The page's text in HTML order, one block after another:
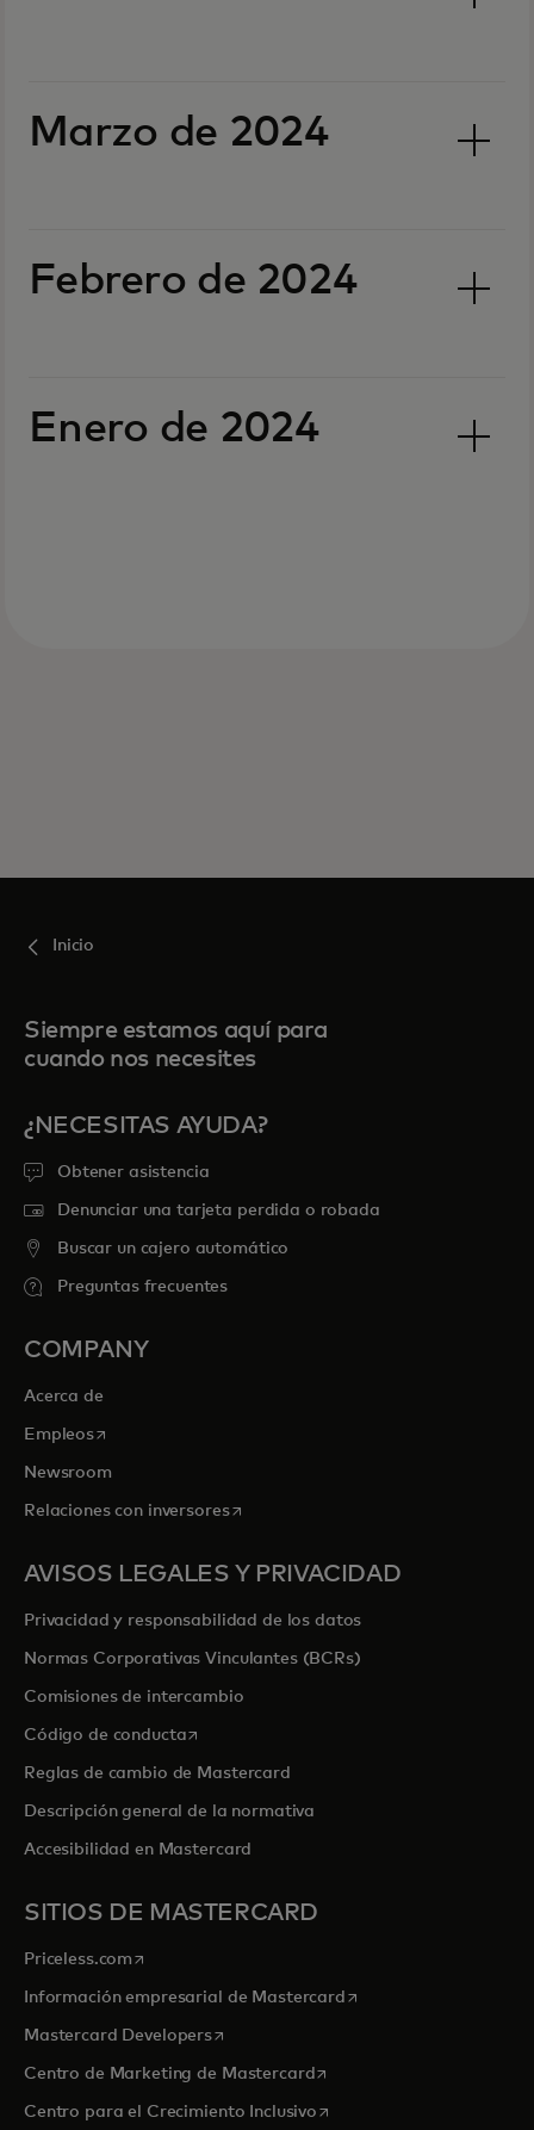
Marzo de 2024
Febrero de 2024
Enero de 2024
Inicio
Siempre estamos aquí para
cuando nos necesites
¿NECESITAS AYUDA?
Obtener asistencia
Denunciar una tarjeta perdida o robada
Buscar un cajero automático
Preguntas frecuentes
COMPANY
Acerca de
Empleosse abre en una pestaña nueva
Newsroom
Relaciones con inversoresse abre en una pestaña nueva
AVISOS LEGALES Y PRIVACIDAD
Privacidad y responsabilidad de los datos
Normas Corporativas Vinculantes (BCRs)
Comisiones de intercambio
Código de conductase abre en una pestaña nueva
Reglas de cambio de Mastercard
Descripción general de la normativa
Accesibilidad en Mastercard
SITIOS DE MASTERCARD
Priceless.com se abre en una pestaña nueva
Información empresarial de Mastercardse abre en una pestaña
Mastercard Developersse abre en una pestaña nueva
Centro de Marketing de Mastercardse abre en una pestaña
Centro para el Crecimiento Inclusivose abre en una pestaña